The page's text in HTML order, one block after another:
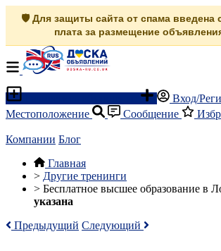
🛡️ Для защиты сайта от спама введена
плата за размещение
Вход/
Местоположение
Сообщение
Компании Блог
Главная
> Другие тренинги
> Бесплатное высшее образование в
указана
Предыдущий Следующий